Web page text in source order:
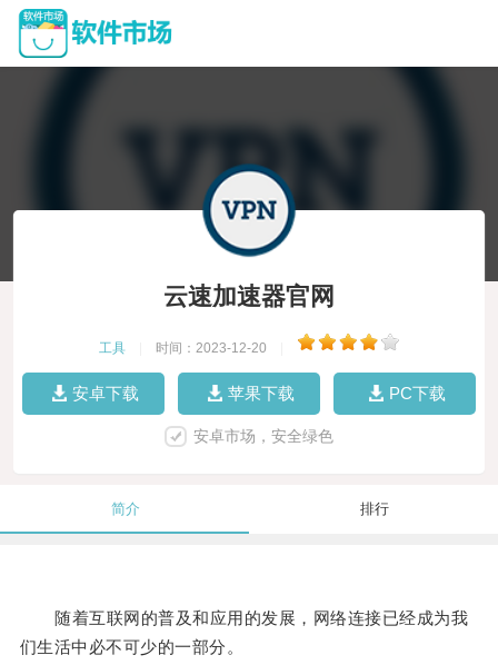
云速加速器官网
工具 时间：2023-12-20
安卓下载 苹果下载 PC下载
安卓市场，安全绿色
简介 排行
随着互联网的普及和应用的发展，网络连接已经成为我
们生活中必不可少的一部分。